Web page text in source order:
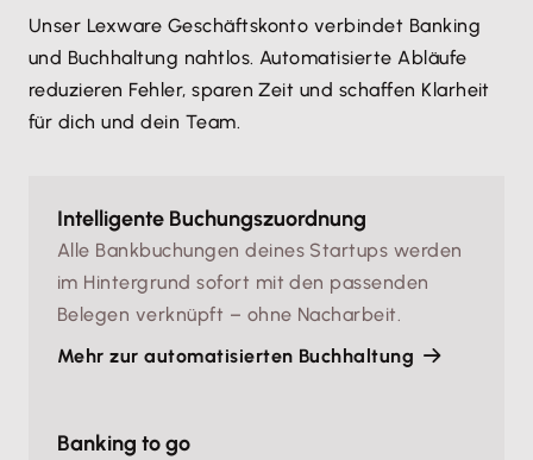
Unser Lexware Geschäftskonto verbindet Banking
und Buchhaltung nahtlos. Automatisierte Abläufe
reduzieren Fehler, sparen Zeit und schaffen Klarheit
für dich und dein Team.
Intelligente Buchungszuordnung
Alle Bankbuchungen deines Startups werden
im Hintergrund sofort mit den passenden
Belegen verknüpft – ohne Nacharbeit.
Mehr zur automatisierten Buchhaltung
Banking to go